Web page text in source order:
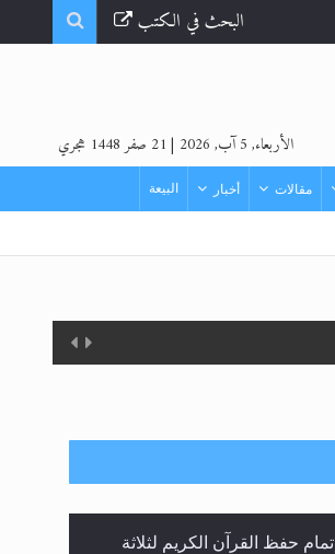
البحث في الكتب
الأربعاء, 5 آب, 2026 | 21 صفر 1448 هجري
مقالات أخبار البيعة
إتمام حفظ القرآن الكريم لثلاثة